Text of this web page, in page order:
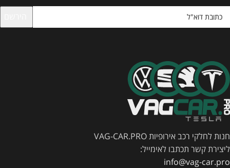
חנות לחלקי רכב אירופיות VAG-CAR.PRO
ליצירת קשר תכתבו לאימייל:
info@vag-car.pro